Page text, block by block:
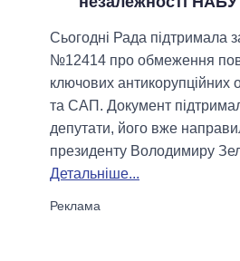
Сьогодні Рада підтримала
№12414 про обмеження
ключових антикорупційних
та САП. Документ
депутати, його вже
президенту Володимиру
Детальніше...